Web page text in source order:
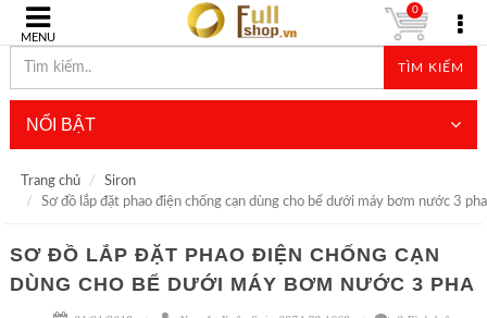
MENU
TÌM KIẾM
0
NỔI BẬT
Trang chủ
Siron
Sơ đồ lắp đặt phao điện chống cạn dùng cho bể dưới máy bơm nước 3 pha
SƠ ĐỒ LẮP ĐẶT PHAO ĐIỆN CHỐNG CẠN
DÙNG CHO BỂ DƯỚI MÁY BƠM NƯỚC 3 PHA